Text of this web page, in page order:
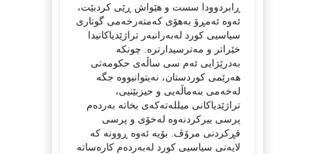
ڕابردوودا سست و هێواش ڕێی كردبێت،
ئه‌وه‌ ئه‌مڕۆ به‌هۆی كه‌مته‌رخه‌می گوتاری
سیاسیی كورد له‌به‌رانبه‌ر تراژێدیاكانیدا
خێراتر و مه‌ترسیدارتره‌. چونكه‌
به‌درێژایی ئه‌م سی ساڵه‌ی حكومه‌تی
هه‌رێمی كوردستان، نه‌یتوانیووه‌ جگه‌
لەخه‌می بنه‌ماڵه‌یی و حیزبێنیی،
تراژێدیاكانی میلله‌ته‌كه‌ی بخاته‌ به‌رده‌م
پرسی بیركردنه‌وه‌ له‌خۆی و پرسی
قڕكردنی مرۆڤ. بۆیه‌ ئه‌وه‌ ڕوونه‌ كه‌
لایه‌نی سیاسیی كورد له‌به‌رده‌م كاره‌ساته‌